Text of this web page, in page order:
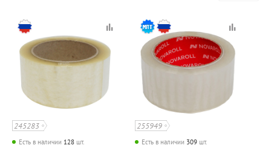
245283
Есть в наличии 128 шт.
255949
Есть в наличии 309 шт.